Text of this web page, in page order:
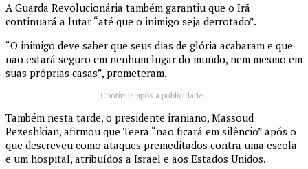
A Guarda Revolucionária também garantiu que o Irã
continuará a lutar “até que o inimigo seja derrotado”.
“O inimigo deve saber que seus dias de glória acabaram e que
não estará seguro em nenhum lugar do mundo, nem mesmo em
suas próprias casas”, prometeram.
Continua após a publicidade..
Também nesta tarde, o presidente iraniano, Massoud
Pezeshkian, afirmou que Teerã “não ficará em silêncio” após o
que descreveu como ataques premeditados contra uma escola
e um hospital, atribuídos a Israel e aos Estados Unidos.